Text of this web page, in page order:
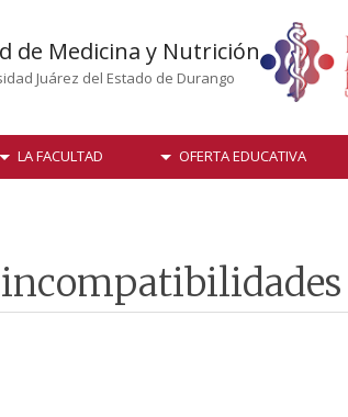
de Medicina y Nutrición
Juárez del Estado de Durango
LA FACULTAD OFERTA EDUCATIVA